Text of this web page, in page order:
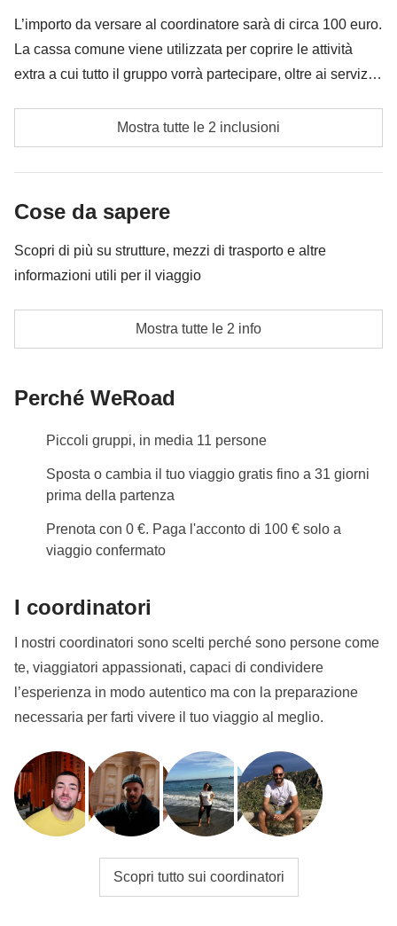
L’importo da versare al coordinatore sarà di circa 100 euro.
La cassa comune viene utilizzata per coprire le attività
extra a cui tutto il gruppo vorrà partecipare, oltre ai servizi
essere necessario implementarla ulteriormente, in ogni
caso verrà restituita la differenza non utilizzata.
Cassa comune del coordinatore
coordinatore
Mostra tutte le 2 inclusioni
Cose da sapere
Scopri di più su strutture, mezzi di trasporto e altre
informazioni utili per il viaggio
stanza privata disponibileMostra tutte le 2 info
Perché WeRoad
Piccoli gruppi, in media 11 persone
Sposta o cambia il tuo viaggio gratis fino a 31 giorni
prima della partenza
Prenota con 0 €. Paga l'acconto di 100 € solo a
viaggio confermato
I coordinatori
I nostri coordinatori sono scelti perché sono persone come
te, viaggiatori appassionati, capaci di condividere
l’esperienza in modo autentico ma con la preparazione
necessaria per farti vivere il tuo viaggio al meglio.
Scopri tutto sui coordinatori